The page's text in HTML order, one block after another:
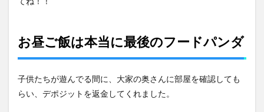
お昼ご飯は本当に最後のフードパンダ
子供たちが遊んでる間に、大家の奥さんに部屋を確認しても
らい、デポジットを返金してくれました。